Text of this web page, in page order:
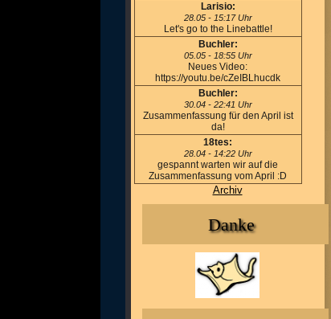
Larisio:
28.05 - 15:17 Uhr
Let's go to the Linebattle!
Buchler:
05.05 - 18:55 Uhr
Neues Video:
https://youtu.be/cZeIBLhucdk
Buchler:
30.04 - 22:41 Uhr
Zusammenfassung für den April ist
da!
18tes:
28.04 - 14:22 Uhr
gespannt warten wir auf die
Zusammenfassung vom April :D
Archiv
Danke